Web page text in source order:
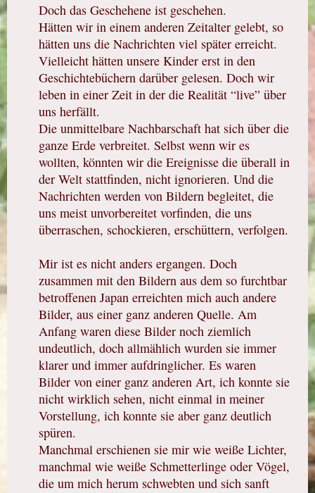
Doch das Geschehene ist geschehen.
Hätten wir in einem anderen Zeitalter gelebt, so
hätten uns die Nachrichten viel später erreicht.
Vielleicht hätten unsere Kinder erst in den
Geschichtebüchern darüber gelesen. Doch wir
leben in einer Zeit in der die Realität “live” über
uns herfällt.
Die unmittelbare Nachbarschaft hat sich über die
ganze Erde verbreitet. Selbst wenn wir es
wollten, könnten wir die Ereignisse die überall in
der Welt stattfinden, nicht ignorieren. Und die
Nachrichten werden von Bildern begleitet, die
uns meist unvorbereitet vorfinden, die uns
überraschen, schockieren, erschüttern, verfolgen.
Mir ist es nicht anders ergangen. Doch
zusammen mit den Bildern aus dem so furchtbar
betroffenen Japan erreichten mich auch andere
Bilder, aus einer ganz anderen Quelle. Am
Anfang waren diese Bilder noch ziemlich
undeutlich, doch allmählich wurden sie immer
klarer und immer aufdringlicher. Es waren
Bilder von einer ganz anderen Art, ich konnte sie
nicht wirklich sehen, nicht einmal in meiner
Vorstellung, ich konnte sie aber ganz deutlich
spüren.
Manchmal erschienen sie mir wie weiße Lichter,
manchmal wie weiße Schmetterlinge oder Vögel,
die um mich herum schwebten und sich sanft